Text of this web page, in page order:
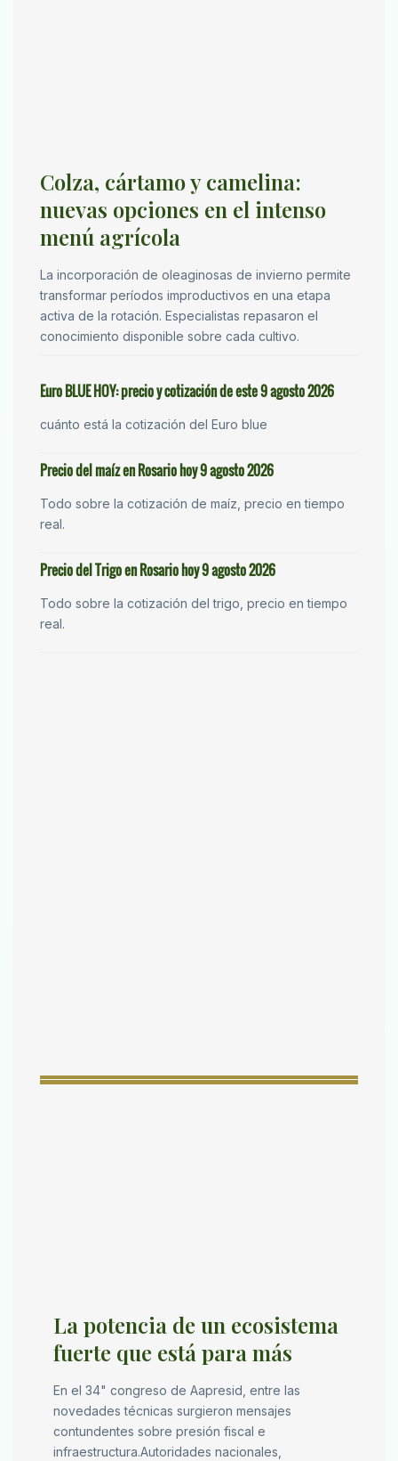
Colza, cártamo y camelina:
nuevas opciones en el intenso
menú agrícola
La incorporación de oleaginosas de invierno permite
transformar períodos improductivos en una etapa
activa de la rotación. Especialistas repasaron el
conocimiento disponible sobre cada cultivo.
Euro BLUE HOY: precio y cotización de este 9 agosto 2026
cuánto está la cotización del Euro blue
Precio del maíz en Rosario hoy 9 agosto 2026
Todo sobre la cotización de maíz, precio en tiempo
real.
Precio del Trigo en Rosario hoy 9 agosto 2026
Todo sobre la cotización del trigo, precio en tiempo
real.
La potencia de un ecosistema
fuerte que está para más
En el 34" congreso de Aapresid, entre las
novedades técnicas surgieron mensajes
contundentes sobre presión fiscal e
infraestructura.Autoridades nacionales,